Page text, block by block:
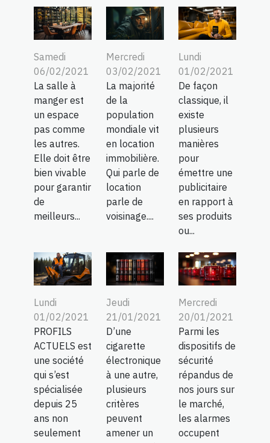
Samedi
06/02/2021
La salle à
manger est
un espace
pas comme
les autres.
Elle doit être
bien vivable
pour garantir
de
meilleurs...
Mercredi
03/02/2021
La majorité
de la
population
mondiale vit
en location
immobilière.
Qui parle de
location
parle de
voisinage....
Lundi
01/02/2021
De façon
classique, il
existe
plusieurs
manières
pour
émettre une
publicitaire
en rapport à
ses produits
ou...
Lundi
01/02/2021
PROFILS
ACTUELS est
une société
qui s’est
spécialisée
depuis 25
ans non
seulement
Jeudi
21/01/2021
D’une
cigarette
électronique
à une autre,
plusieurs
critères
peuvent
amener un
Mercredi
20/01/2021
Parmi les
dispositifs de
sécurité
répandus de
nos jours sur
le marché,
les alarmes
occupent